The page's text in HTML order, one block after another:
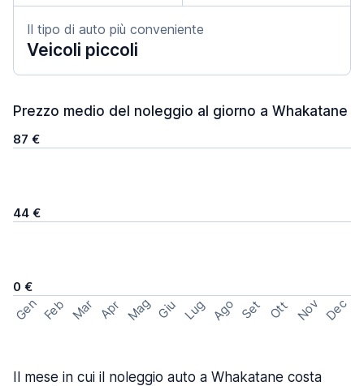
Il tipo di auto più conveniente
Veicoli piccoli
Prezzo medio del noleggio al giorno a Whakatane
87 €
44 €
0 €
Gen Feb Mar Apr Mag Giu Lug Ago Set Ott Nov Dec
Il mese in cui il noleggio auto a Whakatane costa